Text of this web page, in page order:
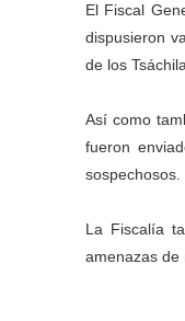
El Fiscal
dispusieron
de los
Así como
fueron
sospechosos.
La Fiscalía
amenazas de